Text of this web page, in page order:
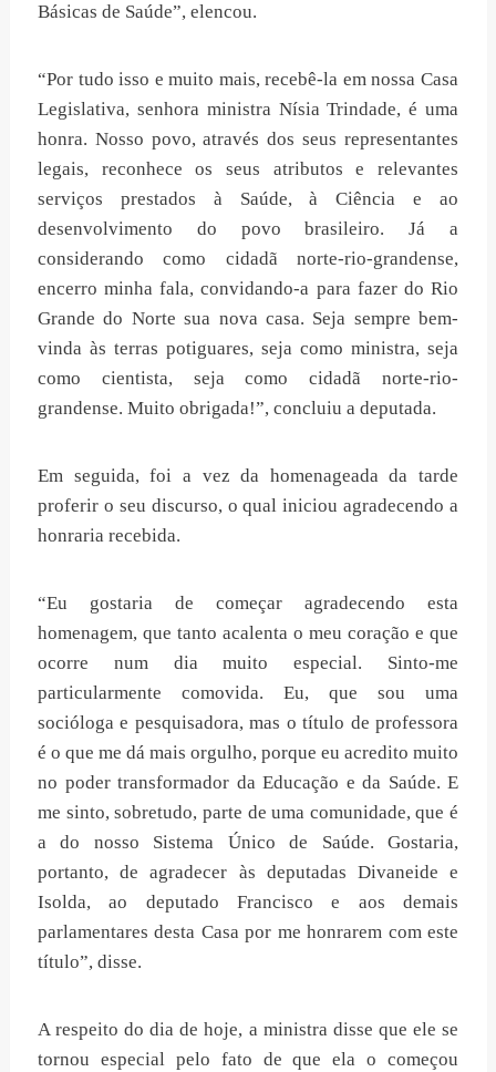
Básicas de Saúde”, elencou.
“Por tudo isso e muito mais, recebê-la em nossa Casa
Legislativa, senhora ministra Nísia Trindade, é uma
honra. Nosso povo, através dos seus representantes
legais, reconhece os seus atributos e relevantes
serviços prestados à Saúde, à Ciência e ao
desenvolvimento do povo brasileiro. Já a
considerando como cidadã norte-rio-grandense,
encerro minha fala, convidando-a para fazer do Rio
Grande do Norte sua nova casa. Seja sempre bem-
vinda às terras potiguares, seja como ministra, seja
como cientista, seja como cidadã norte-rio-
grandense. Muito obrigada!”, concluiu a deputada.
Em seguida, foi a vez da homenageada da tarde
proferir o seu discurso, o qual iniciou agradecendo a
honraria recebida.
“Eu gostaria de começar agradecendo esta
homenagem, que tanto acalenta o meu coração e que
ocorre num dia muito especial. Sinto-me
particularmente comovida. Eu, que sou uma
socióloga e pesquisadora, mas o título de professora
é o que me dá mais orgulho, porque eu acredito muito
no poder transformador da Educação e da Saúde. E
me sinto, sobretudo, parte de uma comunidade, que é
a do nosso Sistema Único de Saúde. Gostaria,
portanto, de agradecer às deputadas Divaneide e
Isolda, ao deputado Francisco e aos demais
parlamentares desta Casa por me honrarem com este
título”, disse.
A respeito do dia de hoje, a ministra disse que ele se
tornou especial pelo fato de que ela o começou